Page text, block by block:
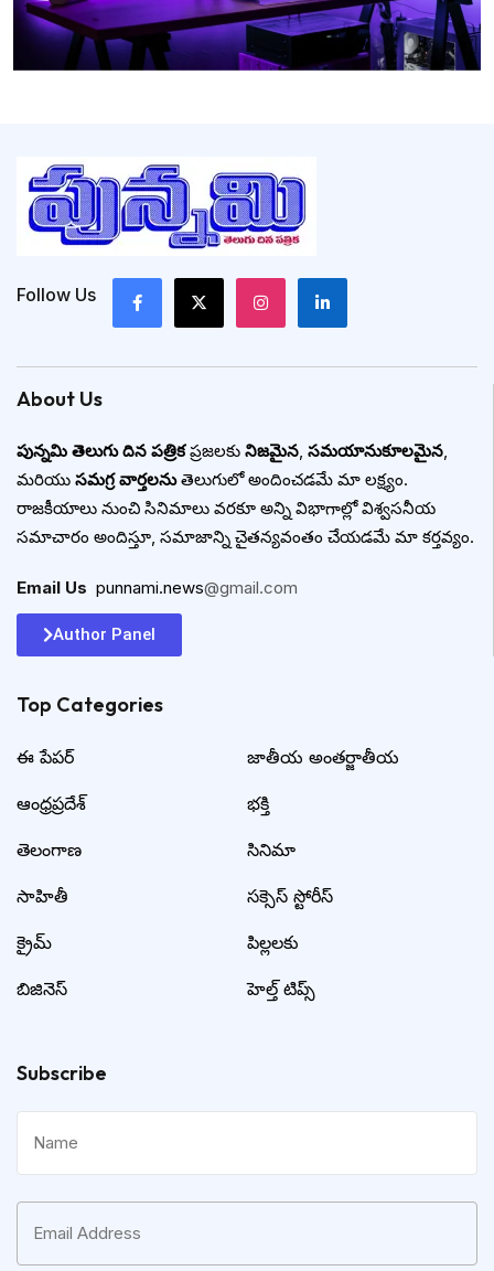
Follow Us
About Us
పున్నమి తెలుగు దిన పత్రికప్రజలకు నిజమైన, సమయానుకూలమైన,
మరియు సమగ్ర వార్తలనుతెలుగులో అందించడమే మా లక్ష్యం.
రాజకీయాలు నుంచి సినిమాలు వరకూ అన్ని విభాగాల్లో విశ్వసనీయ
సమాచారం అందిస్తూ, సమాజాన్ని చైతన్యవంతం చేయడమే మా కర్తవ్యం.
Email Us punnami.news@gmail.com
Author Panel
Top Categories​
ఈ పేపర్
ఆంధ్రప్రదేశ్
తెలంగాణ
సాహితీ
క్రైమ్
బిజినెస్
జాతీయ అంతర్జాతీయ
భక్తి
సినిమా
సక్సెస్ స్టోరీస్
పిల్లలకు
హెల్త్ టిప్స్
Subscribe